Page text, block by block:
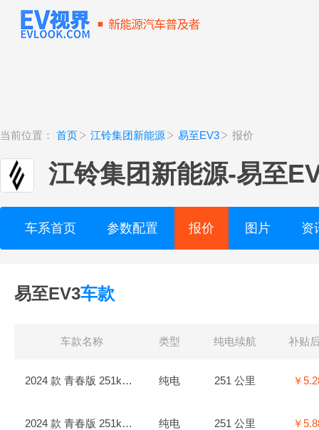
当前位置： 首页 江铃集团新能源 易至EV3 报价
江铃集团新能源-易至
车系首页 参数配置 报价 图片 资
易至EV3车款
车款名称 类型 纯电续航 补贴
2024 款 青春版 251km 标准型 纯电 251 公里 ￥
2024 款 青春版 251km 舒适型 纯电 251 公里 ￥